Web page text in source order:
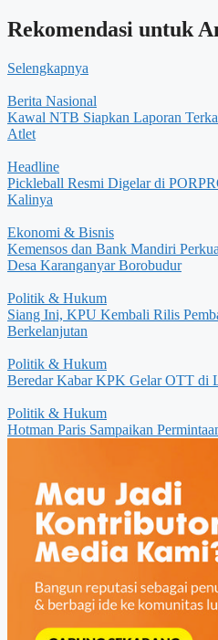
Rekomendasi untuk
Selengkapnya
Berita Nasional
Kawal NTB Siapkan Laporan
Atlet
Headline
Pickleball Resmi Digelar di
Kalinya
Ekonomi & Bisnis
Kemensos dan Bank Mandiri
Desa Karanganyar Borobudur
Politik & Hukum
Siang Ini, KPU Kembali Rilis
Berkelanjutan
Politik & Hukum
Beredar Kabar KPK Gelar OTT di
Politik & Hukum
Hotman Paris Sampaikan